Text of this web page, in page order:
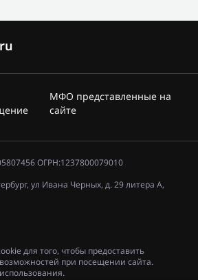
МФО представленные на
сайте
ОГРН:1237800079010
ул Ивана Черных, д. 29 литера А,
для того, чтобы предоставить
при посещении сайта.